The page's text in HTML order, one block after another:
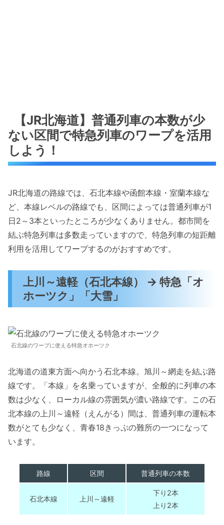
【JR北海道】普通列車の本数が少
ない区間で特急列車のワープを活用
しよう！
JR北海道の路線では、石北本線や函館本線・室蘭本線な
ど、本線レベルの路線でも、区間によっては普通列車が1
日2～3本といったところが少なくありません。都市間を
結ぶ特急列車は多数走っていますので、特急列車の短距離
利用を活用してワープするのがおすすめです。
上川～遠軽（石北本線） → 特急「オ
ホーツク」「大雪」
石北線のワープに使える特急オホーツク
北海道の道東方面へ向かう石北本線。旭川～網走を結ぶ路
線です。「本線」を名乗っていますが、全般的に列車の本
数は少なく、ローカル線の雰囲気が濃い路線です。この石
北本線の上川～遠軽（えんがる）間は、普通列車の運転本
数がとても少なく、青春18きっぷの難所の一つになって
います。
路線 区間 普通列車の本数
石北本線 上川～遠軽
下り2本
上り2本